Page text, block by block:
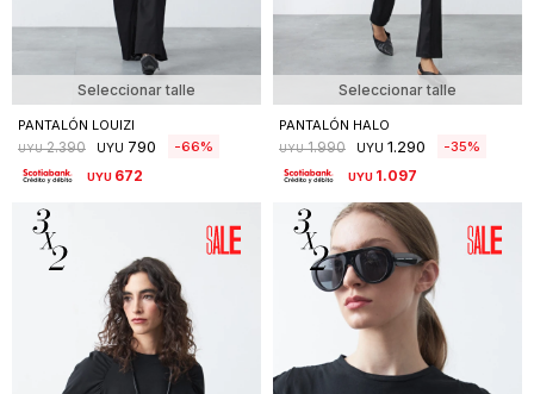
Seleccionar talle
PANTALÓN LOUIZI
UYU 2.390 UYU 790 66
UYU 672
Seleccionar talle
PANTALÓN HALO
UYU 1.990 UYU 1.290 35
UYU 1.097